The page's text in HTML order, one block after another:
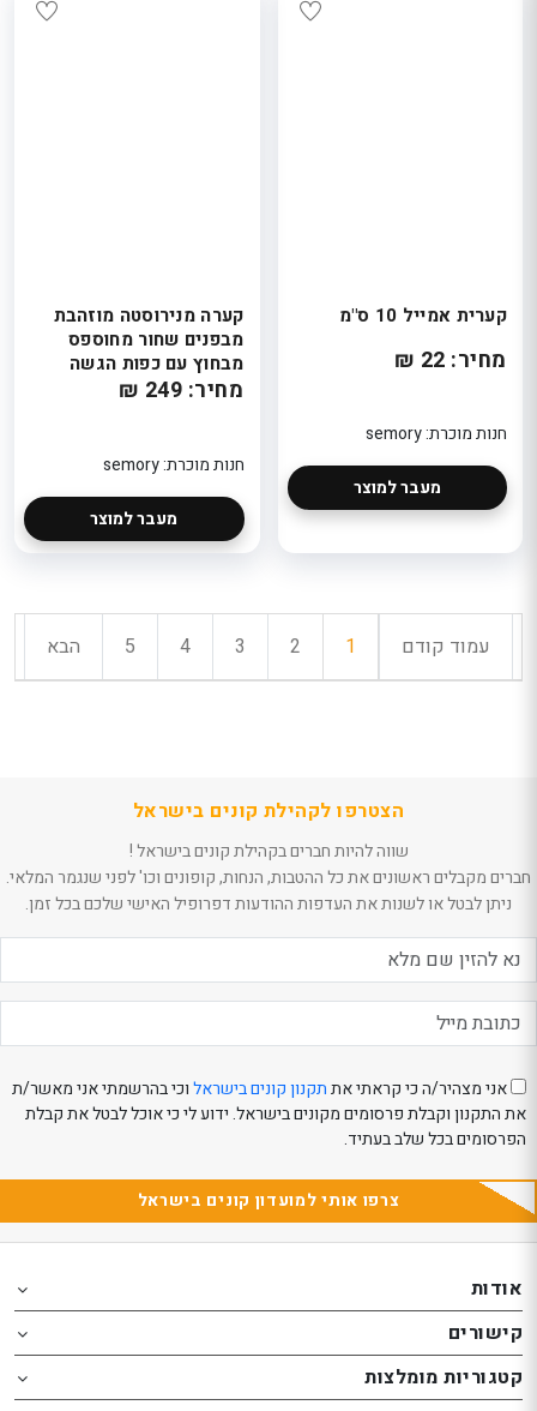
קערית אמייל 10 ס"מ
מחיר: 22 ₪
חנות מוכרת: semory
מעבר למוצר
קערה מנירוסטה מוזהבת
מבפנים שחור מחוספס
מבחוץ עם כפות הגשה
מחיר: 249 ₪
חנות מוכרת: semory
מעבר למוצר
עמוד קודם 1
2
3
4
5 הבא
הצטרפו לקהילת קונים בישראל
שווה להיות חברים בקהילת קונים בישראל !
חברים מקבלים ראשונים את כל ההטבות, הנחות, קופונים וכו' לפני שנגמר המלאי.
ניתן לבטל או לשנות את העדפות ההודעות דפרופיל האישי שלכם בכל זמן.
אני מצהיר/ה כי קראתי אתתקנון קונים בישראלוכי בהרשמתי אני מאשר/ת
את התקנון וקבלת פרסומים מקונים בישראל. ידוע לי כי אוכל לבטל את קבלת
הפרסומים בכל שלב בעתיד.
צרפו אותי למועדון קונים בישראל
footer
the
website,
באפשרותך
footer
the
website,
באפשרותך
אודות
קישורים
קטגוריות מומלצות